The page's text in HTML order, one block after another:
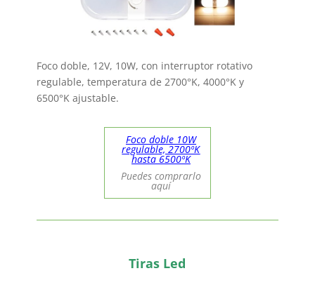
Foco doble, 12V, 10W, con interruptor rotativo
regulable, temperatura de 2700°K, 4000°K y
6500°K ajustable.
Foco doble 10W
regulable, 2700ºK
hasta 6500ºK
Puedes comprarlo
aquí
Tiras Led